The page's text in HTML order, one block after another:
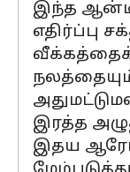
இந்த
எதிர்ப்பு
இரத்த
இதய